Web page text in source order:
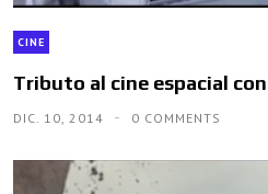
CINE
Tributo al cine espacial
DIC. 10, 2014 0 COMMENTS